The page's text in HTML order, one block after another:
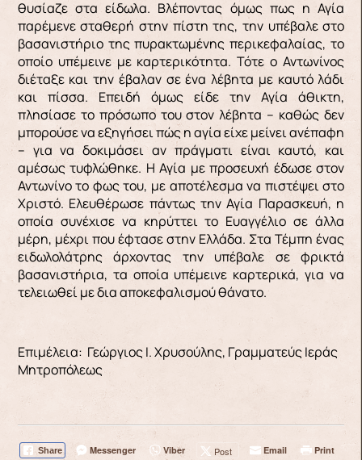
θυσίαζε στα είδωλα. Βλέποντας όμως πως η Αγία
παρέμενε σταθερή στην πίστη της, την υπέβαλε στο
βασανιστήριο της πυρακτωμένης περικεφαλαίας, το
οποίο υπέμεινε με καρτερικότητα. Τότε ο Αντωνίνος
διέταξε και την έβαλαν σε ένα λέβητα με καυτό λάδι
και πίσσα. Επειδή όμως είδε την Αγία άθικτη,
πλησίασε το πρόσωπο του στον λέβητα – καθώς δεν
μπορούσε να εξηγήσει πώς η αγία είχε μείνει ανέπαφη
– για να δοκιμάσει αν πράγματι είναι καυτό, και
αμέσως τυφλώθηκε. Η Αγία με προσευχή έδωσε στον
Αντωνίνο το φως του, με αποτέλεσμα να πιστέψει στο
Χριστό. Ελευθέρωσε πάντως την Αγία Παρασκευή, η
οποία συνέχισε να κηρύττει το Ευαγγέλιο σε άλλα
μέρη, μέχρι που έφτασε στην Ελλάδα. Στα Τέμπη ένας
ειδωλολάτρης άρχοντας την υπέβαλε σε φρικτά
βασανιστήρια, τα οποία υπέμεινε καρτερικά, για να
τελειωθεί με δια αποκεφαλισμού θάνατο.
Επιμέλεια: Γεώργιος Ι. Χρυσούλης, Γραμματεύς Ιεράς
Μητροπόλεως
Share Messenger Viber Post Email Print